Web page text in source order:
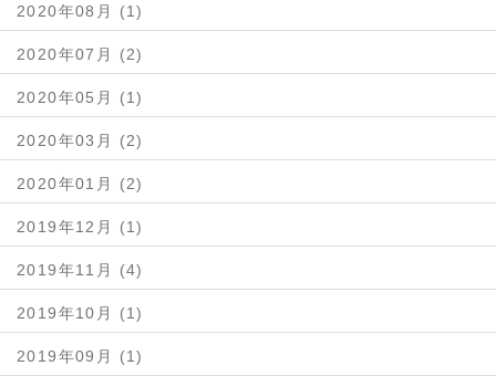
2020年08月 (1)
2020年07月 (2)
2020年05月 (1)
2020年03月 (2)
2020年01月 (2)
2019年12月 (1)
2019年11月 (4)
2019年10月 (1)
2019年09月 (1)